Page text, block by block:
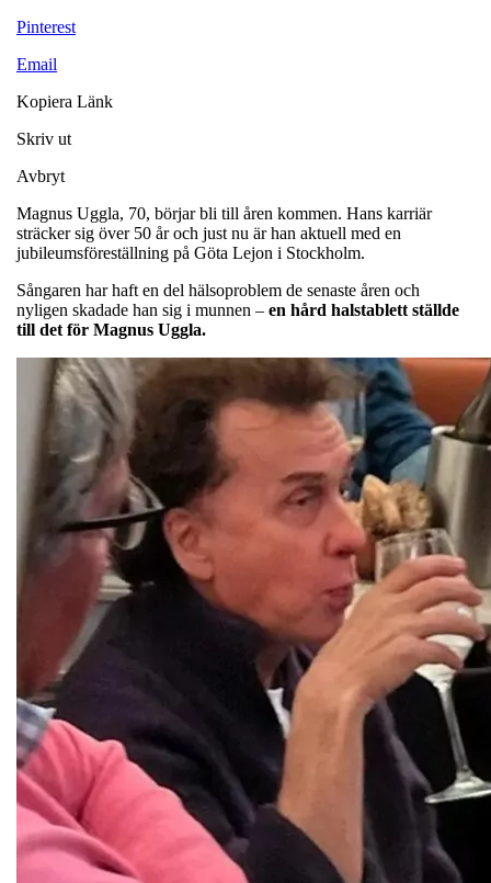
Pinterest
Email
Kopiera Länk
Skriv ut
Avbryt
Magnus Uggla, 70, börjar bli till åren kommen. Hans karriär
sträcker sig över 50 år och just nu är han aktuell med en
jubileumsföreställning på Göta Lejon i Stockholm.
Sångaren har haft en del hälsoproblem de senaste åren och
nyligen skadade han sig i munnen – en hård halstablett ställde
till det för Magnus Uggla.